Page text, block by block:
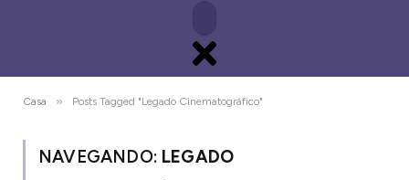
Casa » Posts Tagged "Legado Cinematográfico"
NAVEGANDO: LEGADO